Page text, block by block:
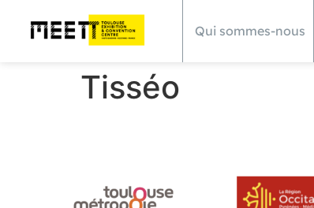
Qui sommes-nous
Tisséo